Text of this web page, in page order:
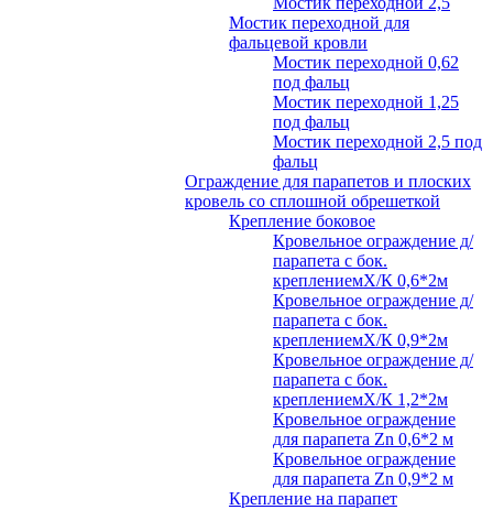
Мостик переходной для
фальцевой кровли
Мостик переходной 0,62
под фальц
Мостик переходной 1,25
под фальц
Мостик переходной 2,5 под
фальц
Ограждение для парапетов и плоских
кровель со сплошной обрешеткой
Крепление боковое
Кровельное ограждение д/
парапета с бок.
креплениемХ/К 0,6*2м
Кровельное ограждение д/
парапета с бок.
креплениемХ/К 0,9*2м
Кровельное ограждение д/
парапета с бок.
креплениемХ/К 1,2*2м
Кровельное ограждение
для парапета Zn 0,6*2 м
Кровельное ограждение
для парапета Zn 0,9*2 м
Крепление на парапет